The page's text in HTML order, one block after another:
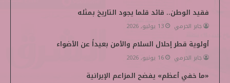
ب
و
ك
ت
ر
ك
إ
ن
ي
ب
e
فقيد الوطن.. قائد قلما يجود التاريخ بمثله
جابر الحرمي 13 يوليو, 2026
أولوية قطر إحلال السلام والأمن بعيداً عن الأضواء
جابر الحرمي 16 يونيو, 2026
«ما خفي أعظم» يفضح المزاعم الإيرانية